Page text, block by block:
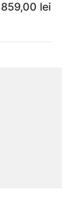
859,00 lei